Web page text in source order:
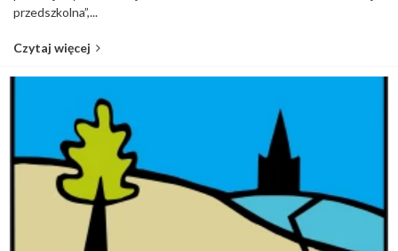
przedszkolna”,...
Czytaj więcej